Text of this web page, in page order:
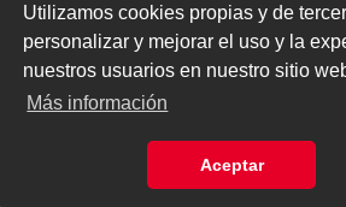
Utilizamos cookies propias y de
personalizar y mejorar el uso y la
nuestros usuarios en nuestro sitio
Más información
Aceptar
© 2026 Todos los derechos reservados.
o parcial, incluyendo cualquier